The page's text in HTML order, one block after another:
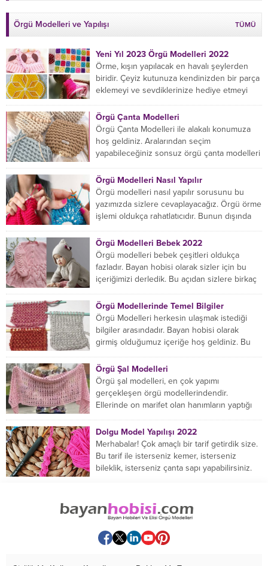
Örgü Modelleri ve Yapılışı TÜMÜ
Yeni Yıl 2023 Örgü Modelleri 2022
Örme, kışın yapılacak en havalı şeylerden
biridir. Çeyiz kutunuza kendinizden bir parça
eklemeyi ve sevdiklerinize hediye etmeyi
Örgü Çanta Modelleri
Örgü Çanta Modelleri ile alakalı konumuza
hoş geldiniz. Aralarından seçim
yapabileceğiniz sonsuz örgü çanta modelleri
Örgü Modelleri Nasıl Yapılır
Örgü modelleri nasıl yapılır sorusunu bu
yazımızda sizlere cevaplayacağız. Örgü örme
işlemi oldukça rahatlatıcıdır. Bunun dışında
Örgü Modelleri Bebek 2022
Örgü modelleri bebek çeşitleri oldukça
fazladır. Bayan hobisi olarak sizler için bu
içeriğimizi derledik. Bu açıdan sizlere birkaç
Örgü Modellerinde Temel Bilgiler
Örgü Modelleri herkesin ulaşmak istediği
bilgiler arasındadır. Bayan hobisi olarak
girmiş olduğumuz içeriğe hoş geldiniz. Bu
Örgü Şal Modelleri
Örgü şal modelleri, en çok yapımı
gerçekleşen örgü modellerindendir.
Ellerinde on marifet olan hanımların yaptığı
Dolgu Model Yapılışı 2022
Merhabalar! Çok amaçlı bir tarif getirdik size.
Bu tarif ile isterseniz kemer, isterseniz
bileklik, isterseniz çanta sapı yapabilirsiniz.